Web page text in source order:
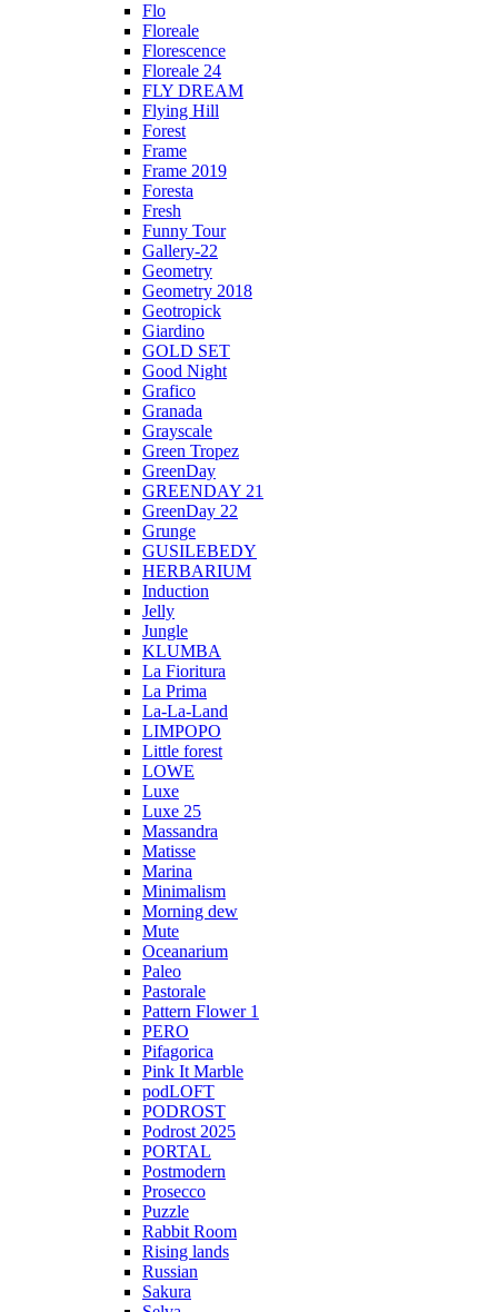
Flo
Floreale
Florescence
Floreale 24
FLY DREAM
Flying Hill
Forest
Frame
Frame 2019
Foresta
Fresh
Funny Tour
Gallery-22
Geometry
Geometry 2018
Geotropick
Giardino
GOLD SET
Good Night
Grafico
Granada
Grayscale
Green Tropez
GreenDay
GREENDAY 21
GreenDay 22
Grunge
GUSILEBEDY
HERBARIUM
Induction
Jelly
Jungle
KLUMBA
La Fioritura
La Prima
La-La-Land
LIMPOPO
Little forest
LOWE
Luxe
Luxe 25
Massandra
Matisse
Marina
Minimalism
Morning dew
Mute
Oceanarium
Paleo
Pastorale
Pattern Flower 1
PERO
Pifagorica
Pink It Marble
podLOFT
PODROST
Podrost 2025
PORTAL
Postmodern
Prosecco
Puzzle
Rabbit Room
Rising lands
Russian
Sakura